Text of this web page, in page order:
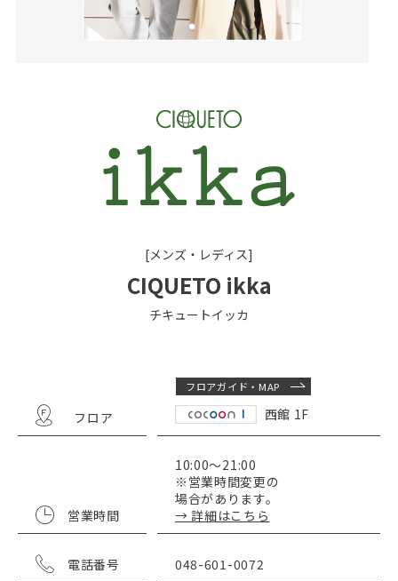
[メンズ・レディス]
CIQUETO ikka
チキュートイッカ
フロア
フロアガイド・MAP
西館 1F
営業時間
10:00～21:00
※営業時間変更の
場合があります。
→ 詳細はこちら
電話番号 048-601-0072